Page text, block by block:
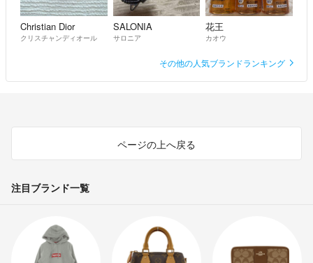
Christian Dior
クリスチャンディオール
SALONIA
サロニア
花王
カオウ
その他の人気ブランドランキング
ページの上へ戻る
注目ブランド一覧